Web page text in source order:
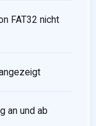
FAT32 nicht
an und ab